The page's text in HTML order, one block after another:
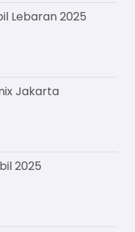
Lebaran 2025
Jakarta
2025